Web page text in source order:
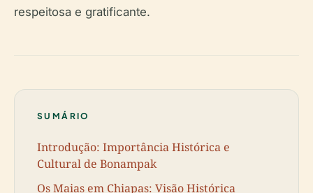
respeitosa e gratificante.
SUMÁRIO
Introdução: Importância Histórica e
Cultural de Bonampak
Os Maias em Chiapas: Visão Histórica